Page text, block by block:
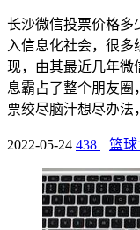
长沙微信投票价格多
入信息化社会，很
现，由其最近几年微
息霸占了整个朋友圈
票绞尽脑汁想尽办法
2022-05-24 438 篮